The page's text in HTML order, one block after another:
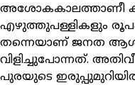
അശോകകാലത്താണീ
എഴുത്തുപള്ളികളും
തന്നെയാണ് ജനത
വിളിച്ചുപോന്നത്.
പുരയുടെ